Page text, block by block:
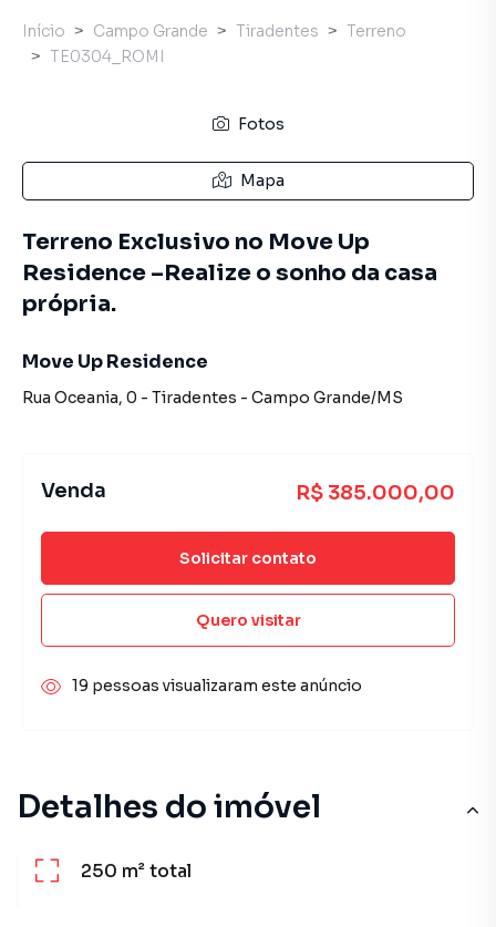
Detalhes do imóvel
250 m²total
Início Campo Grande Tiradentes
Terreno
TE0304_ROMI
Fotos
Mapa
Terreno Exclusivo no Move Up
Residence –Realize o sonho da casa
própria.
Move Up Residence
Rua Oceania, 0 - Tiradentes - Campo Grande/MS
Venda R$ 385.000,00
Solicitar contato
Quero visitar
19 pessoas visualizaram este anúncio